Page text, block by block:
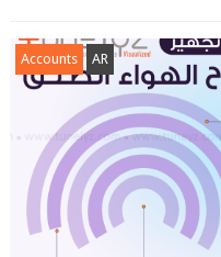
Accounts AR